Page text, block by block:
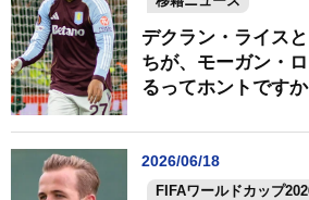
デクラン・ライス
ちが、モーガン・
るってホントですか
2026/06/18
FIFAワールドカップ